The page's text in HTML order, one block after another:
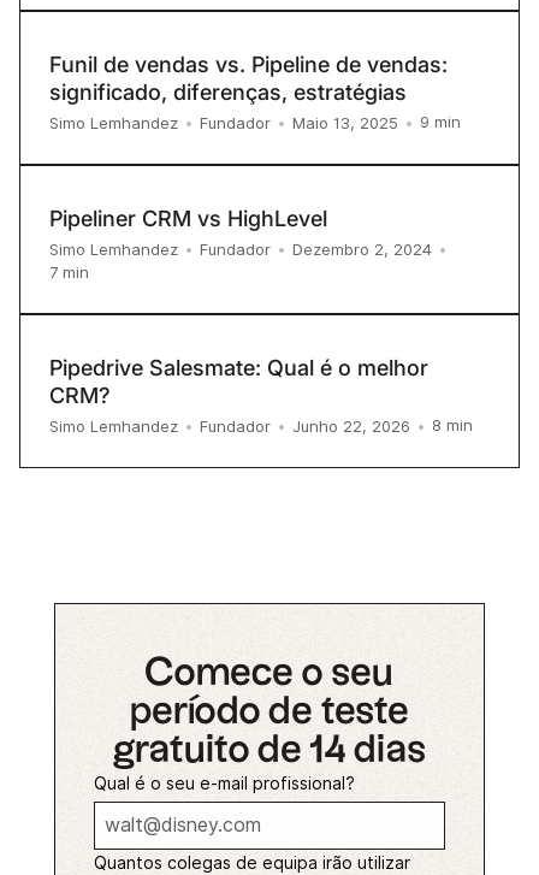
Funil de vendas vs. Pipeline de vendas:
significado, diferenças, estratégias
Simo Lemhandez • Fundador • Maio 13, 2025 • 9 min
Pipeliner CRM vs HighLevel
Simo Lemhandez • Fundador • Dezembro 2, 2024 •
7 min
Pipedrive Salesmate: Qual é o melhor
CRM?
Simo Lemhandez • Fundador • Junho 22, 2026 • 8 min
Comece o seu
período de teste
gratuito de 14 dias
Qual é o seu e-mail profissional?
Quantos colegas de equipa irão utilizar